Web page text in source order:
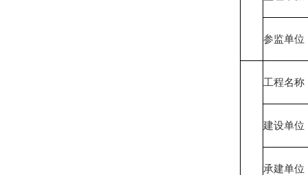
参监单位
工程名称
建设单位
承建单位